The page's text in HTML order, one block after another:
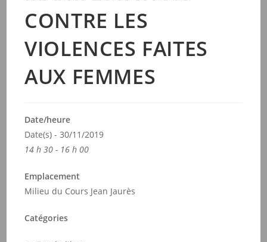
CONTRE LES
VIOLENCES FAITES
AUX FEMMES
Date/heure
Date(s) - 30/11/2019
14 h 30 - 16 h 00
Emplacement
Milieu du Cours Jean Jaurès
Catégories